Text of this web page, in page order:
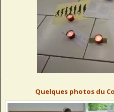
Quelques photos du